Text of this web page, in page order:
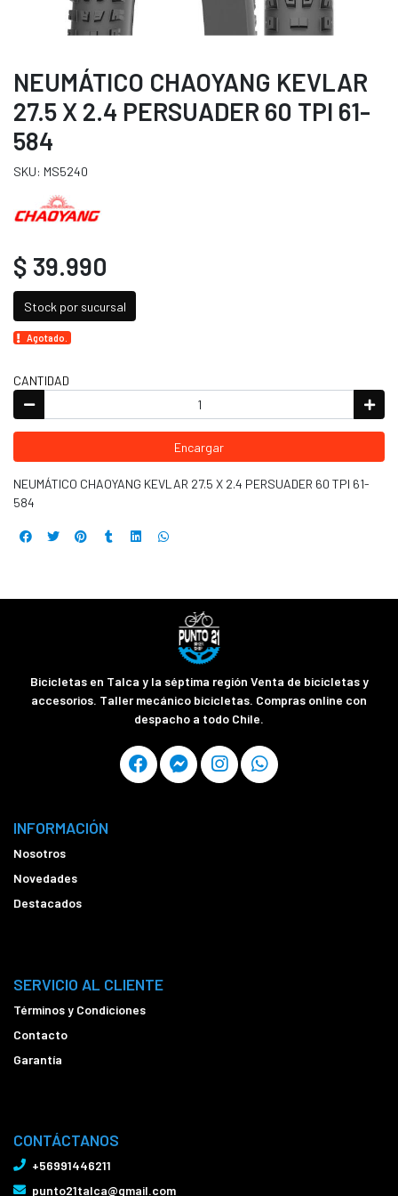
NEUMÁTICO CHAOYANG KEVLAR
27.5 X 2.4 PERSUADER 60 TPI 61-
584
SKU: MS5240
$ 39.990
Stock por sucursal
Agotado.
CANTIDAD
Encargar
NEUMÁTICO CHAOYANG KEVLAR 27.5 X 2.4 PERSUADER 60 TPI 61-
584
Bicicletas en Talca y la séptima región Venta de bicicletas y
accesorios. Taller mecánico bicicletas. Compras online con
despacho a todo Chile.
INFORMACIÓN
Nosotros
Novedades
Destacados
SERVICIO AL CLIENTE
Términos y Condiciones
Contacto
Garantía
CONTÁCTANOS
+56991446211
punto21talca@gmail.com